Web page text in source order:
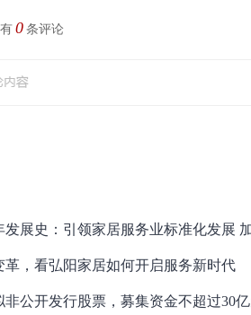
0 条评论
革，看弘阳家居如何开启服务新时代
非公开发行股票，募集资金不超过30